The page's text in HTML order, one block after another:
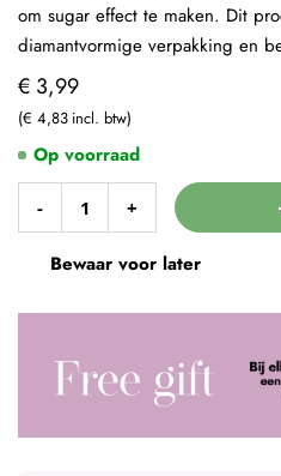
€ 3,99
€ 4,83
- +
Bewaar voor later
Op voorraad
om sugar effect te maken. Dit
diamantvormige verpakking en